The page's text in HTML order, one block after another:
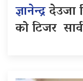
ज्ञानेन्द्रदेउजा
को टिजर